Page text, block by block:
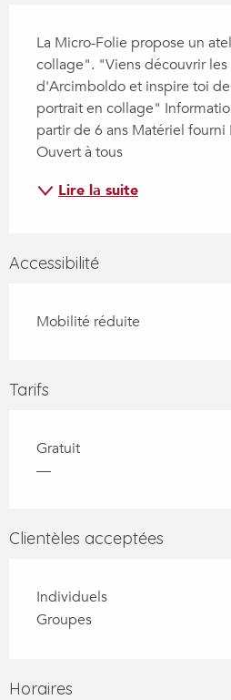
La Micro-Folie propose un
collage". "Viens découvrir
d'Arcimboldo et inspire toi
portrait en collage"
partir de 6 ans Matériel
Ouvert à tous
Lire la suite
Accessibilité
Mobilité réduite
Tarifs
Gratuit
—
Clientèles acceptées
Individuels
Groupes
Horaires